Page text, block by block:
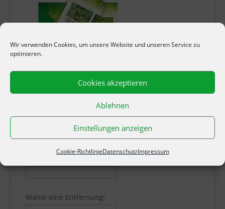
Wir verwenden Cookies, um unsere Website und unseren Service zu
optimieren.
Cookies akzeptieren
Ablehnen
Einstellungen anzeigen
Cookie-RichtlinieDatenschutzImpressum
Händler suchen!
Wähle eine Entfernung: